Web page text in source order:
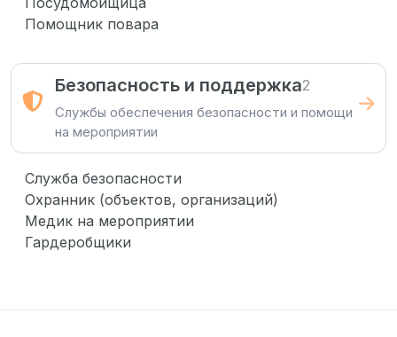
Помощник повара
Безопасность и поддержка2
Службы обеспечения безопасности и помощи
на мероприятии
Служба безопасности
Охранник (объектов, организаций)
Медик на мероприятии
Гардеробщики